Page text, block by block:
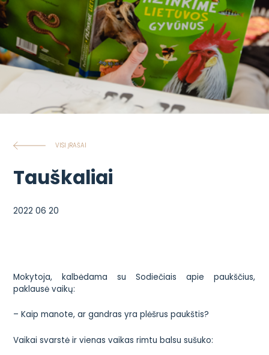
VISI ĮRAŠAI
Tauškaliai
2022 06 20
Mokytoja, kalbėdama su Sodiečiais apie paukščius,
paklausė vaikų:
– Kaip manote, ar gandras yra plėšrus paukštis?
Vaikai svarstė ir vienas vaikas rimtu balsu sušuko: